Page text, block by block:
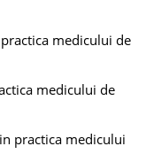
medicului de
medicului de
practica medicului